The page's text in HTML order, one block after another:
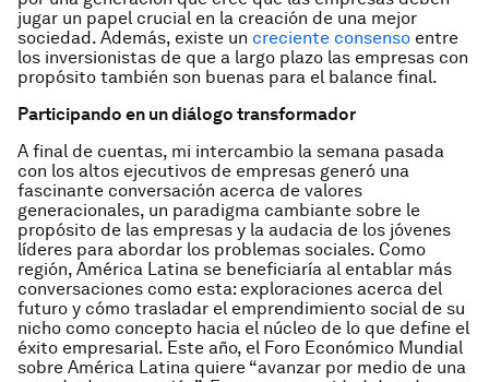
jugar un papel crucial en la creación de una mejor
sociedad. Además, existe un creciente consenso entre
los inversionistas de que a largo plazo las empresas con
propósito también son buenas para el balance final.
Participando en un diálogo transformador
A final de cuentas, mi intercambio la semana pasada
con los altos ejecutivos de empresas generó una
fascinante conversación acerca de valores
generacionales, un paradigma cambiante sobre le
propósito de las empresas y la audacia de los jóvenes
líderes para abordar los problemas sociales. Como
región, América Latina se beneficiaría al entablar más
conversaciones como esta: exploraciones acerca del
futuro y cómo trasladar el emprendimiento social de su
nicho como concepto hacia el núcleo de lo que define el
éxito empresarial. Este año, el Foro Económico Mundial
sobre América Latina quiere “avanzar por medio de una